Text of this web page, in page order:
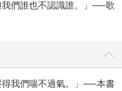
我們誰也不認識誰。」──歌
得我們喘不過氣。」──本書